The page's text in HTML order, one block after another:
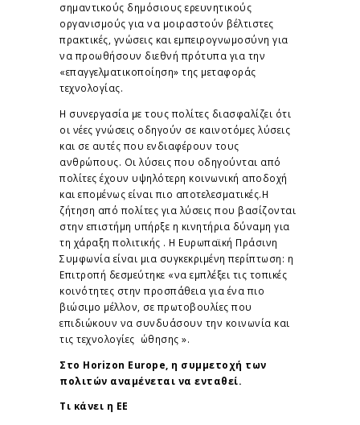
σημαντικούς δημόσιους ερευνητικούς
οργανισμούς για να μοιραστούν βέλτιστες
πρακτικές, γνώσεις και εμπειρογνωμοσύνη για
να προωθήσουν διεθνή πρότυπα για την
«επαγγελματικοποίηση» της μεταφοράς
τεχνολογίας.
Η συνεργασία με τους πολίτες διασφαλίζει ότι
οι νέες γνώσεις οδηγούν σε καινοτόμες λύσεις
και σε αυτές που ενδιαφέρουν τους
ανθρώπους. Οι λύσεις που οδηγούνται από
πολίτες έχουν υψηλότερη κοινωνική αποδοχή
και επομένως είναι πιο αποτελεσματικές.Η
ζήτηση από πολίτες για λύσεις που βασίζονται
στην επιστήμη υπήρξε η κινητήρια δύναμη για
τη χάραξη πολιτικής . Η Ευρωπαϊκή Πράσινη
Συμφωνία είναι μια συγκεκριμένη περίπτωση: η
Επιτροπή δεσμεύτηκε «να εμπλέξει τις τοπικές
κοινότητες στην προσπάθεια για ένα πιο
βιώσιμο μέλλον, σε πρωτοβουλίες που
επιδιώκουν να συνδυάσουν την κοινωνία και
τις τεχνολογίες ώθησης ».
Στο Horizon Europe, η συμμετοχή των
πολιτών αναμένεται να ενταθεί.
Τι κάνει η ΕΕ